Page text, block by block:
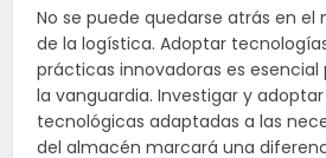
No se puede quedarse atrás en
de la logística. Adoptar
prácticas innovadoras es
la vanguardia. Investigar y
tecnológicas adaptadas a las
del almacén marcará una